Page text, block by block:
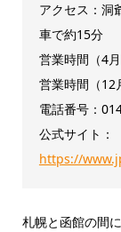
アクセス：洞
車で約15分
営業時間（4
営業時間（12
電話番号：
公式サイト：
https://
札幌と函館の間